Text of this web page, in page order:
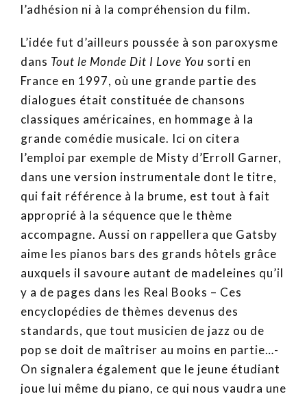
l’adhésion ni à la compréhension du film.
L’idée fut d’ailleurs poussée à son paroxysme
dans Tout le Monde Dit I Love You sorti en
France en 1997, où une grande partie des
dialogues était constituée de chansons
classiques américaines, en hommage à la
grande comédie musicale. Ici on citera
l’emploi par exemple de Misty d’Erroll Garner,
dans une version instrumentale dont le titre,
qui fait référence à la brume, est tout à fait
approprié à la séquence que le thème
accompagne. Aussi on rappellera que Gatsby
aime les pianos bars des grands hôtels grâce
auxquels il savoure autant de madeleines qu’il
y a de pages dans les Real Books – Ces
encyclopédies de thèmes devenus des
standards, que tout musicien de jazz ou de
pop se doit de maîtriser au moins en partie…-
On signalera également que le jeune étudiant
joue lui même du piano, ce qui nous vaudra une